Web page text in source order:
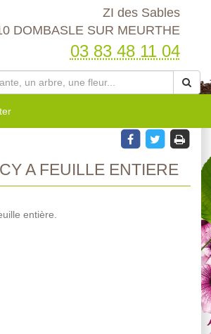
ZI des Sables
DOMBASLE SUR MEURTHE
03 83 48 11 04
A FEUILLE ENTIERE
entière.